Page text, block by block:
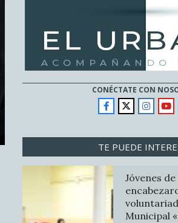
CONÉCTATE CON
TE PUEDE
Jóvenes
Municipal